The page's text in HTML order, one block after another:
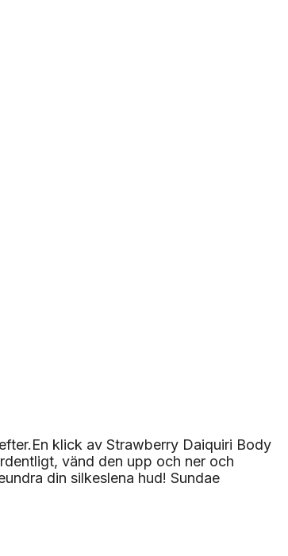
klick av Strawberry Daiquiri Body
vänd den upp och ner och
din silkeslena hud! Sundae